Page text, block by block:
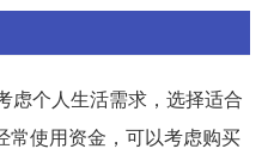
虑个人生活需求，选择适合
常使用资金，可以考虑购买